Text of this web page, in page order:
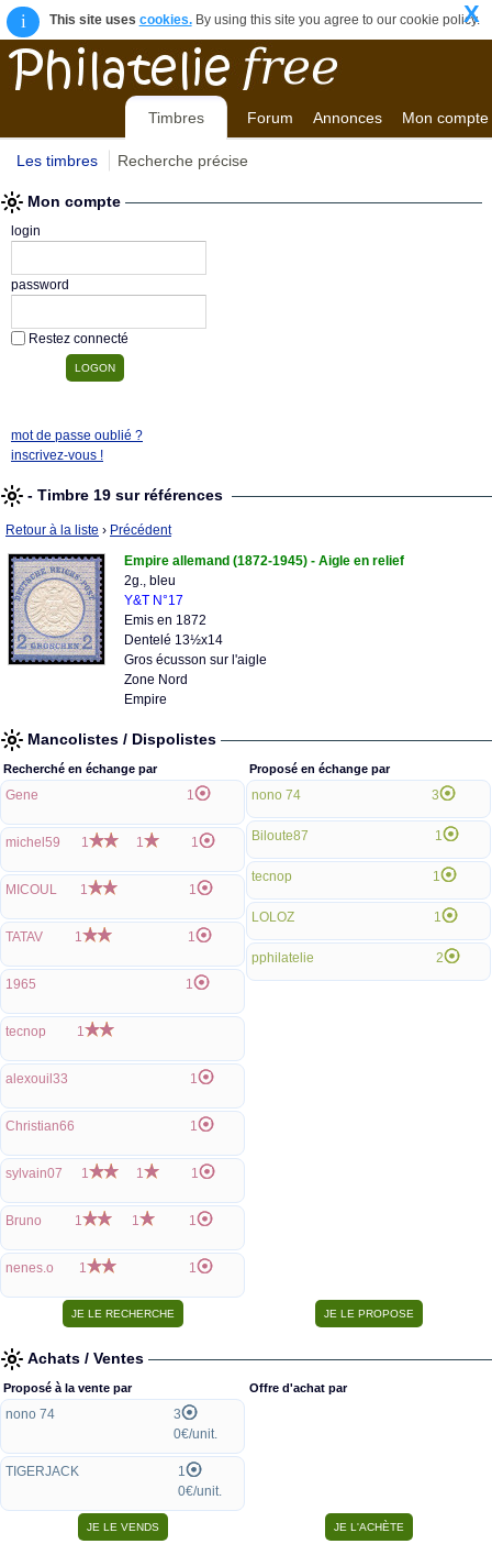
i This site uses cookies.By using this site you agree to our cookie policy.
X
Timbres Forum Annonces Mon compte
Les timbres Recherche précise
Mon compte
login
password
Restez connecté
mot de passe oublié ?
inscrivez-vous !
- Timbre 19 sur références
Retour à la liste › Précédent
Empire allemand (1872-1945) - Aigle en relief
2g., bleu
Y&T N°17
Emis en 1872
Dentelé 13½x14
Gros écusson sur l'aigle
Zone Nord
Empire
Mancolistes / Dispolistes
Recherché en échange par
Gene 1
michel59 1 1 1
MICOUL 1 1
TATAV 1 1
1965 1
tecnop 1
alexouil33 1
Christian66 1
sylvain07 1 1 1
Bruno 1 1 1
nenes.o 1 1
Proposé en échange par
nono 74 3
Biloute87 1
tecnop 1
LOLOZ 1
pphilatelie 2
Achats / Ventes
Proposé à la vente par
nono 74
3
0€/unit.
TIGERJACK
1
0€/unit.
Offre d'achat par